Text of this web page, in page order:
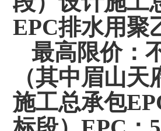
EPC排水用聚
最高限价：
（其中眉山
施工总承包